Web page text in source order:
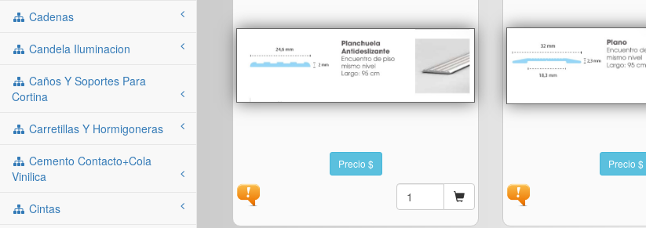
Cadenas
Candela Iluminacion
Caños Y Soportes Para
Cortina
Carretillas Y Hormigoneras
Cemento Contacto+cola
Vinilica
Cintas
Precio $ Precio $